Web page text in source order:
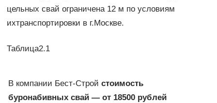
цельных свай ограничена 12 м по условиям
ихтранспортировки в г.Москве.
Таблица2.1
В компании Бест-Строй стоимость
буронабивных свай — от 18500 рублей